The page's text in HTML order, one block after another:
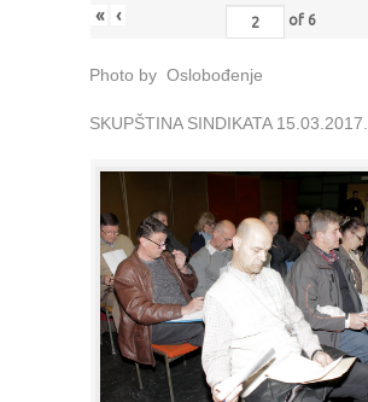
« ‹ of 6
Photo by Oslobođenje
SKUPŠTINA SINDIKATA 15.03.2017.